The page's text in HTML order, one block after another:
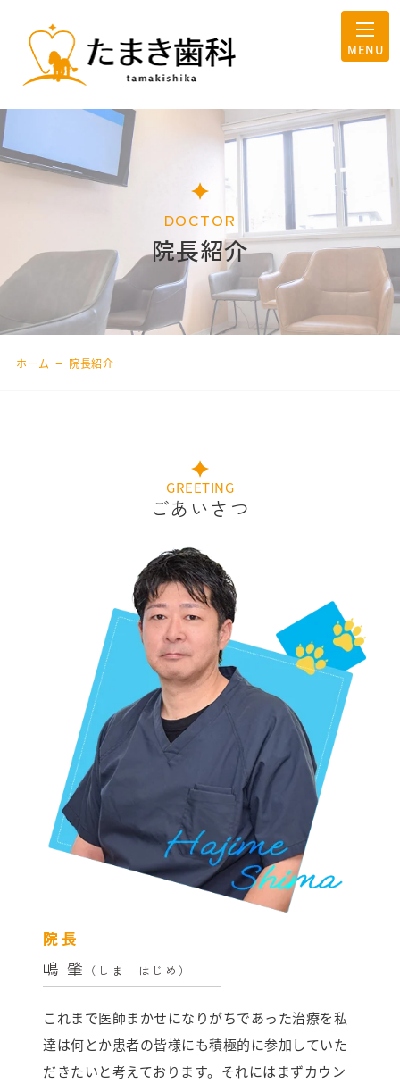
DOCTOR
院長紹介
ホーム – 院長紹介
GREETING
ごあいさつ
院長
嶋 肇 （しま はじめ）
これまで医師まかせになりがちであった治療を私
達は何とか患者の皆様にも積極的に参加していた
だきたいと考えております。それにはまずカウン